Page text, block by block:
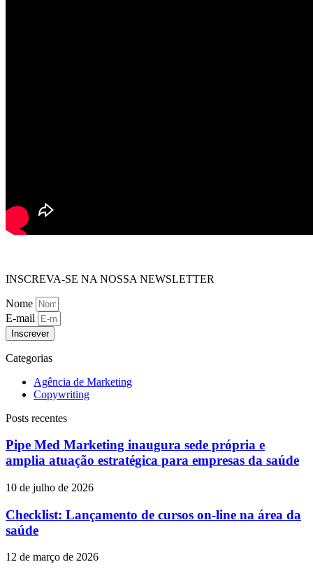
INSCREVA-SE NA NOSSA NEWSLETTER
Nome
E-mail
Inscrever
Categorias
Agência de Marketing
Copywriting
Posts recentes
Pipe Med Marketing inaugura sede própria e
amplia atuação estratégica para empresas da saúde
10 de julho de 2026
Checklist: Lançamento de cursos on-line na área da
saúde
12 de março de 2026